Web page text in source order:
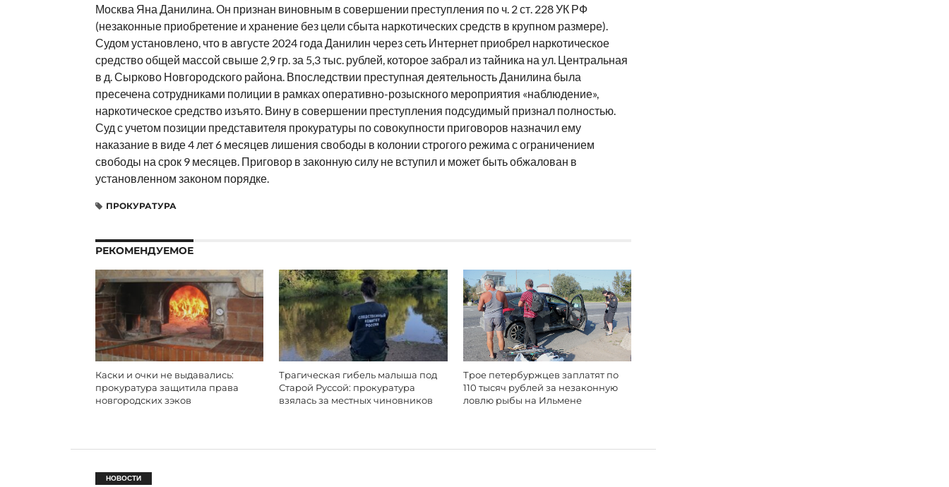
Москва Яна Данилина. Он признан виновным в совершении преступления по ч. 2 ст. 228 УК РФ
(незаконные приобретение и хранение без цели сбыта наркотических средств в крупном размере).
Судом установлено, что в августе 2024 года Данилин через сеть Интернет приобрел наркотическое
средство общей массой свыше 2,9 гр. за 5,3 тыс. рублей, которое забрал из тайника на ул. Центральная
в д. Сырково Новгородского района. Впоследствии преступная деятельность Данилина была
пресечена сотрудниками полиции в рамках оперативно-розыскного мероприятия «наблюдение»,
наркотическое средство изъято. Вину в совершении преступления подсудимый признал полностью.
Суд с учетом позиции представителя прокуратуры по совокупности приговоров назначил ему
наказание в виде 4 лет 6 месяцев лишения свободы в колонии строгого режима с ограничением
свободы на срок 9 месяцев. Приговор в законную силу не вступил и может быть обжалован в
установленном законом порядке.
ПРОКУРАТУРА
РЕКОМЕНДУЕМОЕ
Каски и очки не выдавались:
прокуратура защитила права
новгородских зэков
Трагическая гибель малыша под
Старой Руссой: прокуратура
взялась за местных чиновников
Трое петербуржцев заплатят по
110 тысяч рублей за незаконную
ловлю рыбы на Ильмене
НОВОСТИ